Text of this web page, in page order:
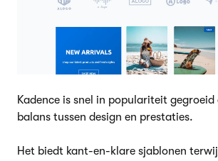
Kadence is snel in populariteit gegroeid
balans tussen design en prestaties.
Het biedt kant-en-klare sjablonen